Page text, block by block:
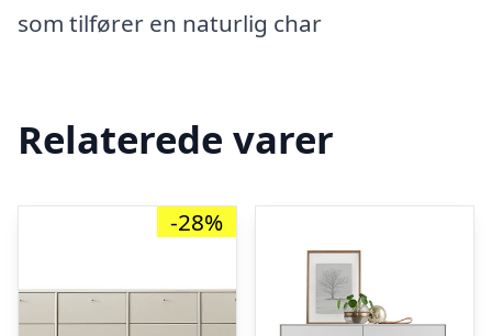
som tilfører en naturlig char
Relaterede varer
-28%